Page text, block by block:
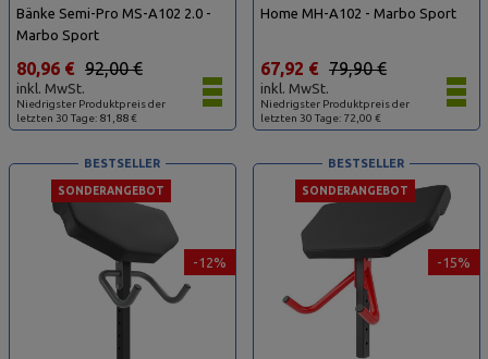
Bänke Semi-Pro MS-A102 2.0 -
Marbo Sport
Niedrigster Produktpreis der
letzten 30 Tage: 81,88 €
92,00 €
80,96 €
inkl. MwSt.
Home MH-A102 - Marbo Sport
Niedrigster Produktpreis der
letzten 30 Tage: 72,00 €
79,90 €
67,92 €
inkl. MwSt.
-12%
SONDERANGEBOT
BESTSELLER
-15%
SONDERANGEBOT
BESTSELLER